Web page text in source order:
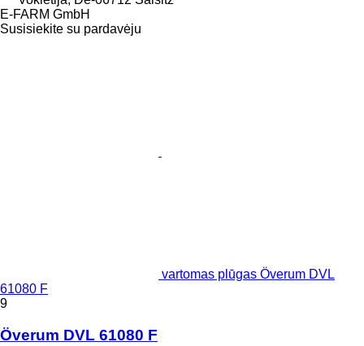
E-FARM GmbH
Susisiekite su pardavėju
vartomas plūgas Överum DVL
61080 F
9
Överum DVL 61080 F